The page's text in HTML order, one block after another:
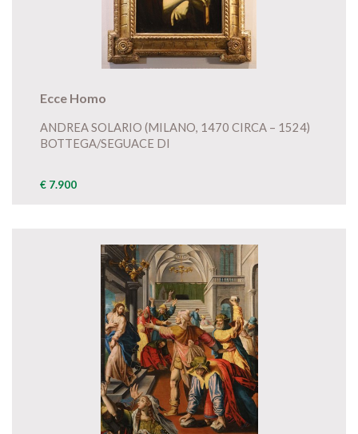
Ecce Homo
ANDREA SOLARIO (MILANO, 1470 CIRCA – 1524)
BOTTEGA/SEGUACE DI
€ 7.900